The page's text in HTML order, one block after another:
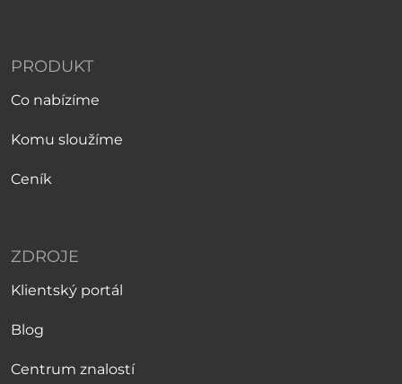
PRODUKT
Co nabízíme
Komu sloužíme
Ceník
ZDROJE
Klientský portál
Blog
Centrum znalostí